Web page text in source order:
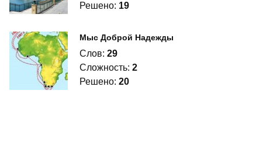
Решено: 19
Мыс Доброй Надежды
Слов: 29
Сложность: 2
Решено: 20